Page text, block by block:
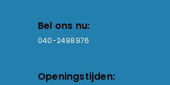
Bel ons nu:
040-2498976
Openingstijden: